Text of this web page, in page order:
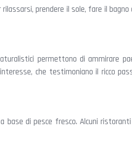
prendere il sole, fare il
permettono di ammirare
che testimoniano il ricco
di pesce fresco. Alcuni